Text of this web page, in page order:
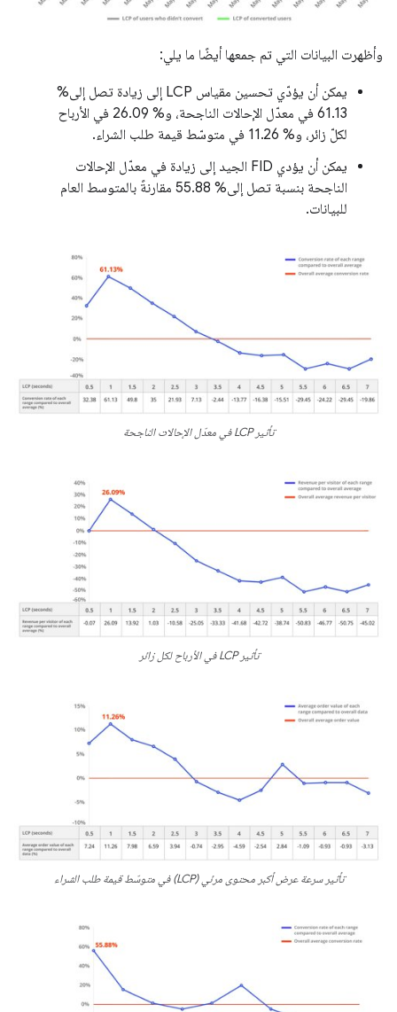
وأظهرت البيانات التي تم جمعها أيضًا ما يلي:
يمكن أن يؤدّي تحسين مقياس LCP إلى زيادة تصل إلى%
61.13 في معدّل الإحالات الناجحة، و% 26.09 في الأرباح
لكلّ زائر، و% 11.26 في متوسّط قيمة طلب الشراء.
يمكن أن يؤدي FID الجيد إلى زيادة في معدّل الإحالات
الناجحة بنسبة تصل إلى% 55.88 مقارنةً بالمتوسط العام
للبيانات.
تأثير LCP في معدّل الإحالات الناجحة
تأثير LCP في الأرباح لكل زائر
تأثير سرعة عرض أكبر محتوى مرئي (LCP) في متوسّط قيمة طلب الشراء